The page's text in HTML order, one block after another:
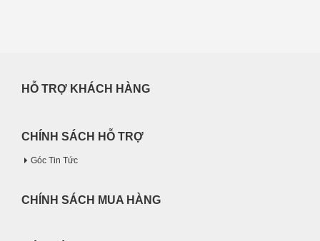
HỖ TRỢ KHÁCH HÀNG
CHÍNH SÁCH HỖ TRỢ
Góc Tin Tức
CHÍNH SÁCH MUA HÀNG